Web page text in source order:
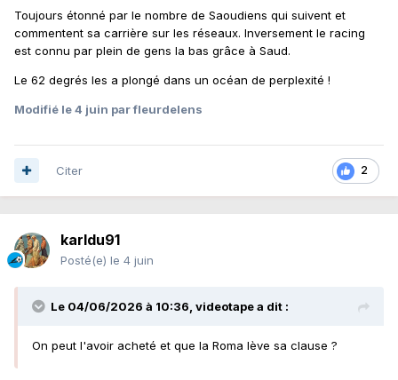
Toujours étonné par le nombre de Saoudiens qui suivent et
commentent sa carrière sur les réseaux. Inversement le racing
est connu par plein de gens la bas grâce à Saud.
Le 62 degrés les a plongé dans un océan de perplexité !
Modifié le 4 juin par fleurdelens
2
Citer
karldu91
Posté(e) le 4 juin
Le 04/06/2026 à 10:36, videotapea dit :
On peut l'avoir acheté et que la Roma lève sa clause ?